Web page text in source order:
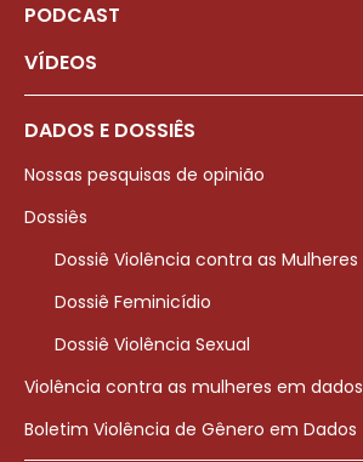
PODCAST
VÍDEOS
DADOS E DOSSIÊS
Nossas pesquisas de opinião
Dossiês
Dossiê Violência contra as Mulheres
Dossiê Feminicídio
Dossiê Violência Sexual
Violência contra as mulheres em dados
Boletim Violência de Gênero em Dados